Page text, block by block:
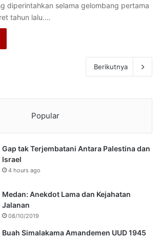
diperintahkan selama gelombang pertama
tahun lalu.…
Berikutnya
Popular
Gap tak Terjembatani Antara Palestina dan
Israel
4 hours ago
Medan: Anekdot Lama dan Kejahatan
Jalanan
08/10/2019
Buah Simalakama Amandemen UUD 1945